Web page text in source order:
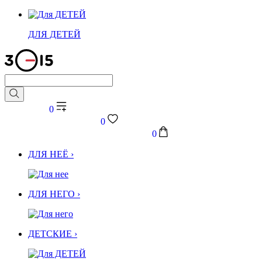
ДЛЯ ДЕТЕЙ
0
0
0
ДЛЯ НЕЁ ›
ДЛЯ НЕГО ›
ДЕТСКИЕ ›